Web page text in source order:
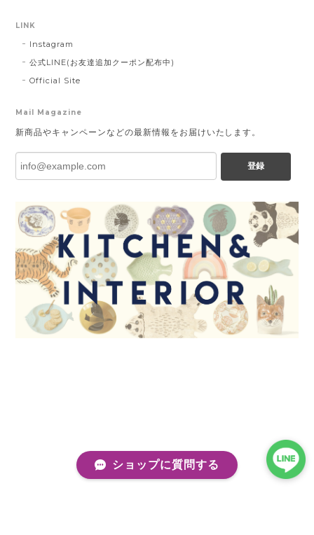
LINK
Instagram
公式LINE(お友達追加クーポン配布中)
Official Site
Mail Magazine
新商品やキャンペーンなどの最新情報をお届けいたします。
登録
ショップに質問する